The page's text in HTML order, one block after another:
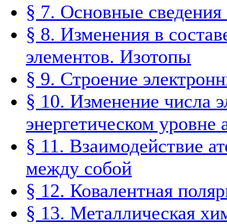
§ 7. Основные
§ 8. Изменения в
элементов. Изотопы
§ 9. Строение
§ 10. Изменение числа
энергетическом
§ 11. Взаимодействие
между собой
§ 12. Ковалентная
§ 13. Металлическая